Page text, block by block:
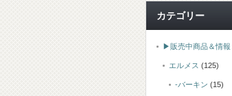
カテゴリー
▶販売中商品＆情報
エルメス (125)
-バーキン (15)